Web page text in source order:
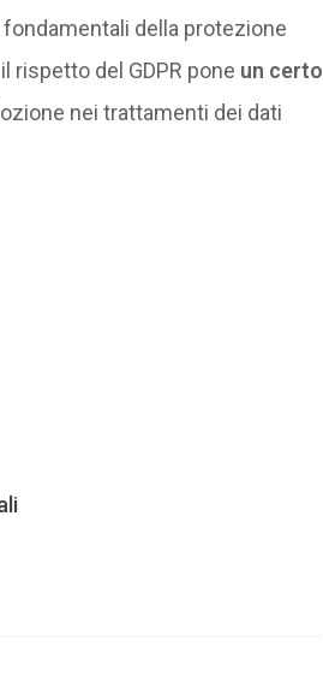
della protezione
rispetto del GDPR pone un certo
nei trattamenti dei dati